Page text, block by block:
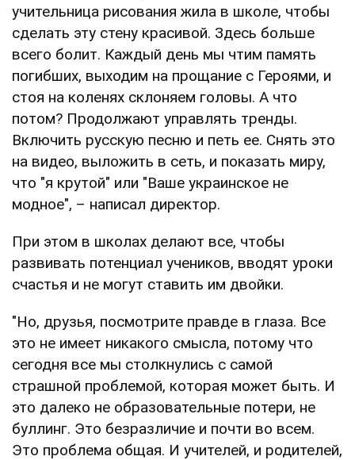
учительница рисования жила в школе, чтобы
сделать эту стену красивой. Здесь больше
всего болит. Каждый день мы чтим память
погибших, выходим на прощание с Героями, и
стоя на коленях склоняем головы. А что
потом? Продолжают управлять тренды.
Включить русскую песню и петь ее. Снять это
на видео, выложить в сеть, и показать миру,
что "я крутой" или "Ваше украинское не
модное", – написал директор.
При этом в школах делают все, чтобы
развивать потенциал учеников, вводят уроки
счастья и не могут ставить им двойки.
"Но, друзья, посмотрите правде в глаза. Все
это не имеет никакого смысла, потому что
сегодня все мы столкнулись с самой
страшной проблемой, которая может быть. И
это далеко не образовательные потери, не
буллинг. Это безразличие и почти во всем.
Это проблема общая. И учителей, и родителей,